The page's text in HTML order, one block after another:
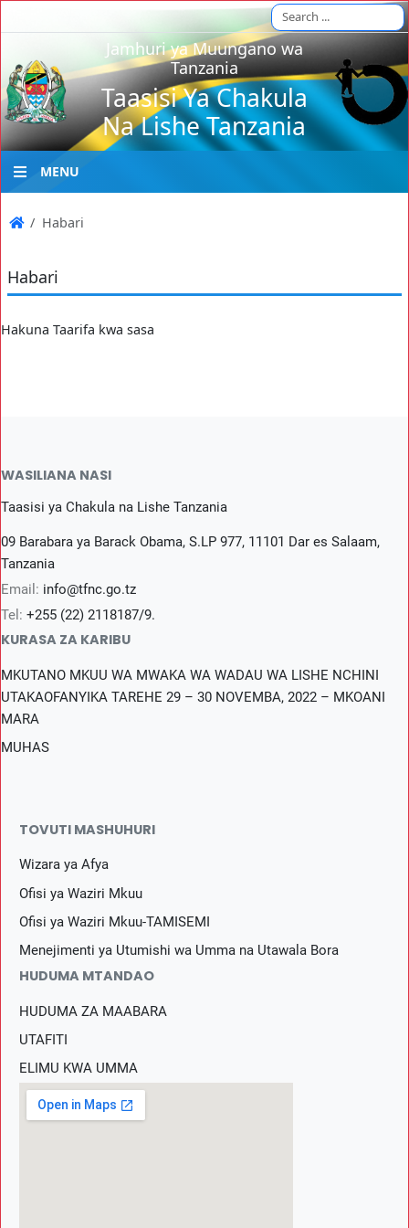
Jamhuri ya Muungano wa
Tanzania
Taasisi Ya Chakula
Na Lishe Tanzania
MENU
Habari
Habari
Hakuna Taarifa kwa sasa
WASILIANA NASI
Taasisi ya Chakula na Lishe Tanzania
09 Barabara ya Barack Obama, S.LP 977, 11101 Dar es Salaam,
Tanzania
Email: info@tfnc.go.tz
Tel: +255 (22) 2118187/9.
KURASA ZA KARIBU
MKUTANO MKUU WA MWAKA WA WADAU WA LISHE NCHINI
UTAKAOFANYIKA TAREHE 29 – 30 NOVEMBA, 2022 – MKOANI
MARA
MUHAS
TOVUTI MASHUHURI
Wizara ya Afya
Ofisi ya Waziri Mkuu
Ofisi ya Waziri Mkuu-TAMISEMI
Menejimenti ya Utumishi wa Umma na Utawala Bora
HUDUMA MTANDAO
HUDUMA ZA MAABARA
UTAFITI
ELIMU KWA UMMA